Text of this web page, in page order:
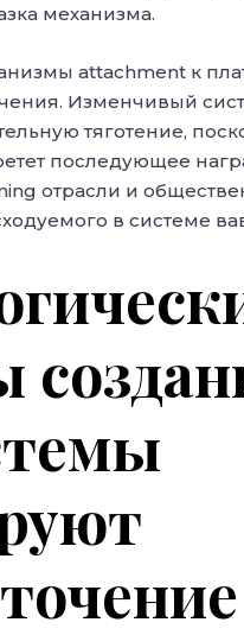
механизма.
attachment к
Изменчивый
тяготение,
последующее
отрасли и
в системе